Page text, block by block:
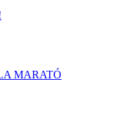
MARATÓ